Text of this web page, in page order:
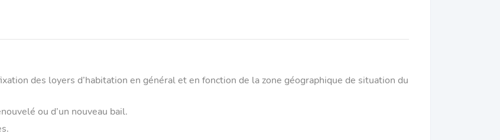
des loyers d’habitation en général et en fonction de la zone géographique de situation du
ou d’un nouveau bail.